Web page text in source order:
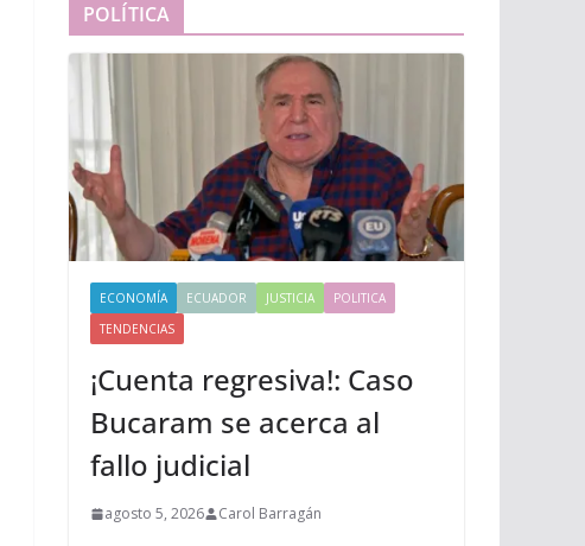
POLÍTICA
ECONOMÍA ECUADOR JUSTICIA
POLITICA
TENDENCIAS
¡Cuenta regresiva!: Caso
Bucaram se acerca al
fallo judicial
agosto 5, 2026 Carol Barragán